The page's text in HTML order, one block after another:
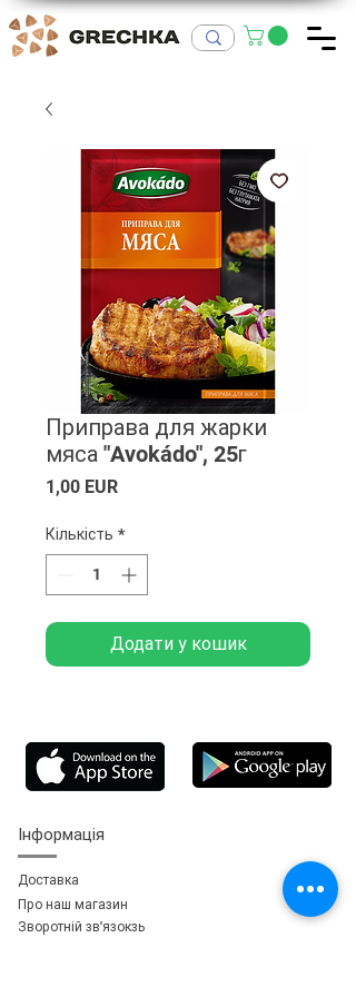
Приправа для жарки
мяса "Avokádo", 25г
1,00 EURЦіна
Кількість *
Додати у кошик
Інформація
Доставка
Про наш магазин
Зворотній зв'язокзь